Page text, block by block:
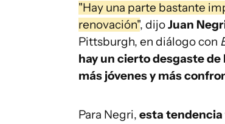
"Hay una parte bastante
renovación", dijoJuan
Pittsburgh, en diálogo con
hay un cierto desgaste
más jóvenes y más
Para Negri, esta tendencia